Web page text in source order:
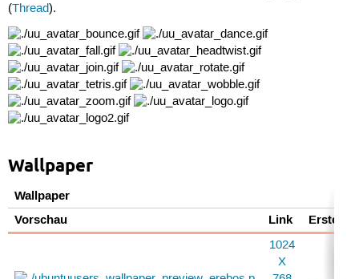
(Thread).
Wallpaper
Wallpaper
Vorschau
Link Ersteller
1024
X